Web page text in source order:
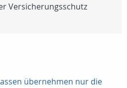
Versicherungsschutz
übernehmen nur die